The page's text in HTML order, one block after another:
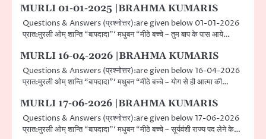
MURLI 01-01-2025 |BRAHMA KUMARIS
Questions & Answers (प्रश्नोत्तर):are given below 01-01-2026
प्रात:मुरली ओम् शान्ति “बापदादा”‘ मधुबन “मीठे बच्चे – तुम बाप के पास आये…
MURLI 16-04-2026 |BRAHMA KUMARIS
Questions & Answers (प्रश्नोत्तर):are given below 16-04-2026
प्रात:मुरली ओम् शान्ति “बापदादा”‘ मधुबन “मीठे बच्चे – योग से ही आत्मा की…
MURLI 17-06-2026 |BRAHMA KUMARIS
Questions & Answers (प्रश्नोत्तर):are given below 17-06-2026
प्रात:मुरली ओम् शान्ति “बापदादा”‘ मधुबन “मीठे बच्चे – सूर्यवंशी राज्य पद लेने के…